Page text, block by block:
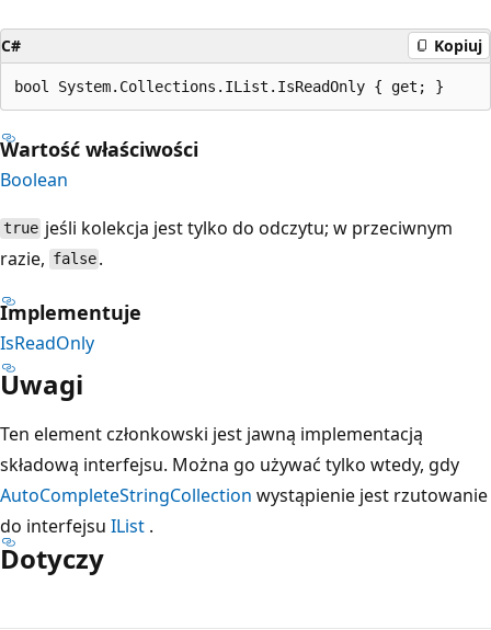
C# Kopiuj
bool System.Collections.IList.IsReadOnly { get; }
Wartość właściwości
Boolean
true jeśli kolekcja jest tylko do odczytu; w przeciwnym
razie, false .
Implementuje
IsReadOnly
Uwagi
Ten element członkowski jest jawną implementacją
składową interfejsu. Można go używać tylko wtedy, gdy
AutoCompleteStringCollection wystąpienie jest rzutowanie
do interfejsu IList .
Dotyczy